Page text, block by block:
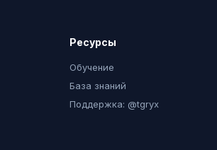
Ресурсы
Обучение
База знаний
Поддержка: @tgryx